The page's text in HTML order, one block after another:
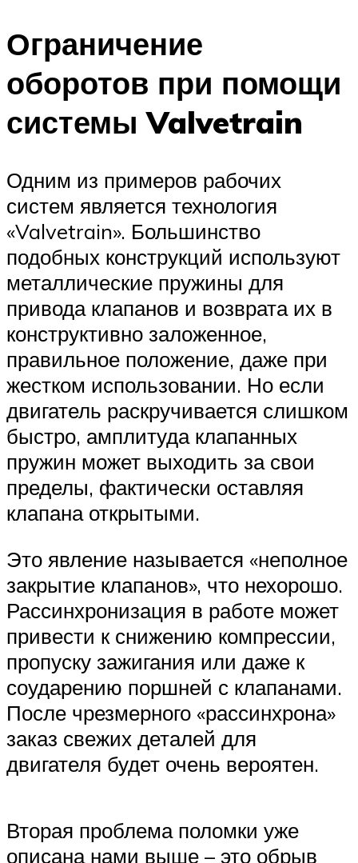
Ограничение
оборотов при помощи
системы Valvetrain
Одним из примеров рабочих
систем является технология
«Valvetrain». Большинство
подобных конструкций используют
металлические пружины для
привода клапанов и возврата их в
конструктивно заложенное,
правильное положение, даже при
жестком использовании. Но если
двигатель раскручивается слишком
быстро, амплитуда клапанных
пружин может выходить за свои
пределы, фактически оставляя
клапана открытыми.
Это явление называется «неполное
закрытие клапанов», что нехорошо.
Рассинхронизация в работе может
привести к снижению компрессии,
пропуску зажигания или даже к
соударению поршней с клапанами.
После чрезмерного «рассинхрона»
заказ свежих деталей для
двигателя будет очень вероятен.
Вторая проблема поломки уже
описана нами выше – это обрыв